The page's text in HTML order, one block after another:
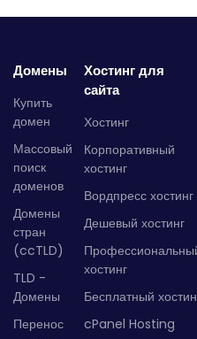
Домены
Купить
домен
Массовый
поиск
доменов
Домены
стран
(ccTLD)
TLD -
Домены
Перенос
Хостинг для
сайта
Хостинг
Корпоративный
хостинг
Вордпресс хостинг
Дешевый хостинг
хостинг
Бесплатный
cPanel Hosting